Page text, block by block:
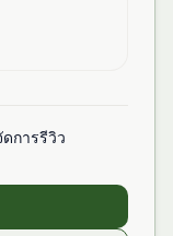
การรีวิว